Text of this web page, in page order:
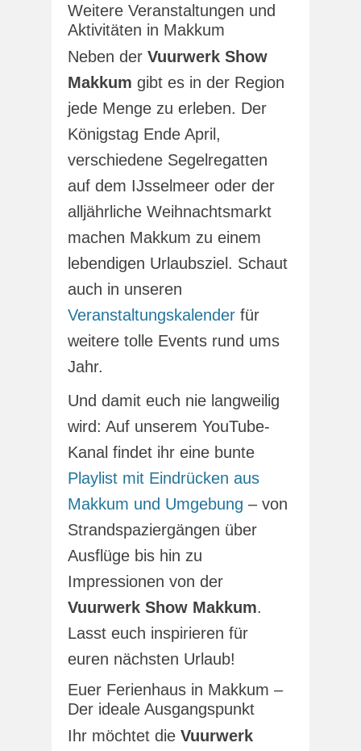
Weitere Veranstaltungen und
Aktivitäten in Makkum
Neben der Vuurwerk Show
Makkum gibt es in der Region
jede Menge zu erleben. Der
Königstag Ende April,
verschiedene Segelregatten
auf dem IJsselmeer oder der
alljährliche Weihnachtsmarkt
machen Makkum zu einem
lebendigen Urlaubsziel. Schaut
auch in unseren
Veranstaltungskalender für
weitere tolle Events rund ums
Jahr.
Und damit euch nie langweilig
wird: Auf unserem YouTube-
Kanal findet ihr eine bunte
Playlist mit Eindrücken aus
Makkum und Umgebung – von
Strandspaziergängen über
Ausflüge bis hin zu
Impressionen von der
Vuurwerk Show Makkum.
Lasst euch inspirieren für
euren nächsten Urlaub!
Euer Ferienhaus in Makkum –
Der ideale Ausgangspunkt
Ihr möchtet die Vuurwerk